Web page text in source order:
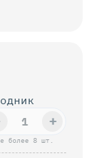
более 8 шт.
+